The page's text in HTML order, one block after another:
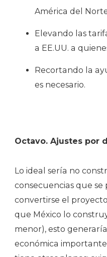
América del
Elevando las
a EE.UU. a
Recortando la
es necesario.
Octavo. Ajustes por
Lo ideal sería no
consecuencias que
convertirse el
que México lo
menor), esto
económica